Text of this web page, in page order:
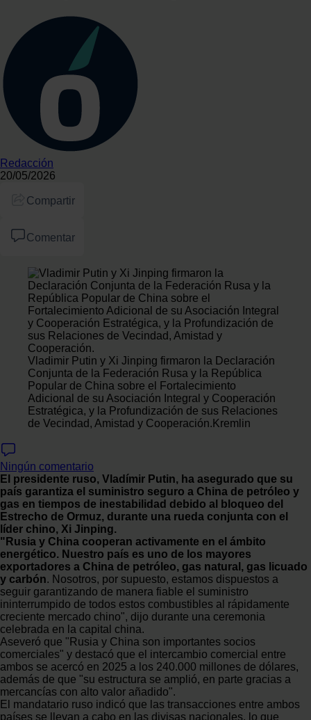
Redacción
20/05/2026
Compartir
Comentar
Vladimir Putin y Xi Jinping firmaron la Declaración
Conjunta de la Federación Rusa y la República
Popular de China sobre el Fortalecimiento
Adicional de su Asociación Integral y Cooperación
Estratégica, y la Profundización de sus Relaciones
de Vecindad, Amistad y Cooperación. Kremlin
Ningún comentario
El presidente ruso, Vladímir Putin, ha asegurado que su
país garantiza el suministro seguro a China de petróleo y
gas en tiempos de inestabilidad debido al bloqueo del
Estrecho de Ormuz, durante una rueda conjunta con el
líder chino, Xi Jinping.
"Rusia y China cooperan activamente en el ámbito
energético. Nuestro país es uno de los mayores
exportadores a China de petróleo, gas natural, gas licuado
y carbón. Nosotros, por supuesto, estamos dispuestos a
seguir garantizando de manera fiable el suministro
ininterrumpido de todos estos combustibles al rápidamente
creciente mercado chino", dijo durante una ceremonia
celebrada en la capital china.
Aseveró que "Rusia y China son importantes socios
comerciales" y destacó que el intercambio comercial entre
ambos se acercó en 2025 a los 240.000 millones de dólares,
además de que "su estructura se amplió, en parte gracias a
mercancías con alto valor añadido".
El mandatario ruso indicó que las transacciones entre ambos
países se llevan a cabo en las divisas nacionales, lo que